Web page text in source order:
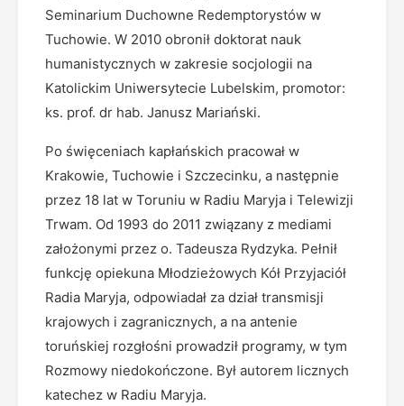
Seminarium Duchowne Redemptorystów w
Tuchowie. W 2010 obronił doktorat nauk
humanistycznych w zakresie socjologii na
Katolickim Uniwersytecie Lubelskim, promotor:
ks. prof. dr hab. Janusz Mariański.
Po święceniach kapłańskich pracował w
Krakowie, Tuchowie i Szczecinku, a następnie
przez 18 lat w Toruniu w Radiu Maryja i Telewizji
Trwam. Od 1993 do 2011 związany z mediami
założonymi przez o. Tadeusza Rydzyka. Pełnił
funkcję opiekuna Młodzieżowych Kół Przyjaciół
Radia Maryja, odpowiadał za dział transmisji
krajowych i zagranicznych, a na antenie
toruńskiej rozgłośni prowadził programy, w tym
Rozmowy niedokończone. Był autorem licznych
katechez w Radiu Maryja.